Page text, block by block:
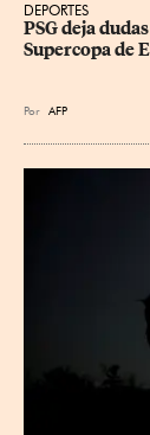
DEPORTES
PSG deja
Supercopa de
Por AFP